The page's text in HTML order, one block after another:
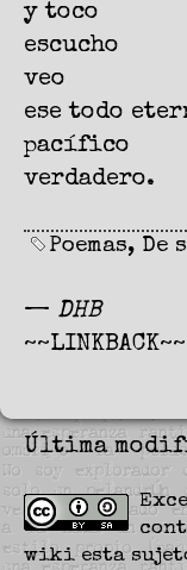
y toco
escucho
veo
ese todo
pacífico
verdadero.
Poemas, De
— DHB
~~LINKBACK~~
Última
wiki esta